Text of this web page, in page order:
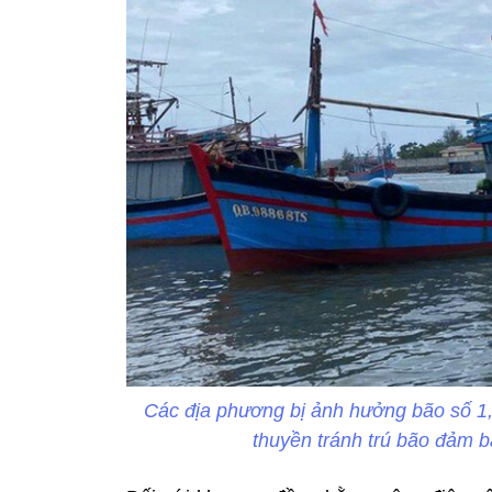
Các địa phương bị ảnh hưởng bão số
thuyền tránh trú bão đảm